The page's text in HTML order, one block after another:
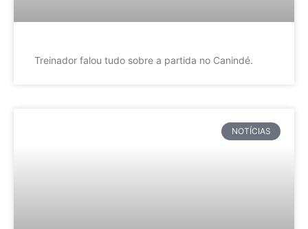
Treinador falou tudo sobre a partida no Canindé.
NOTÍCIAS